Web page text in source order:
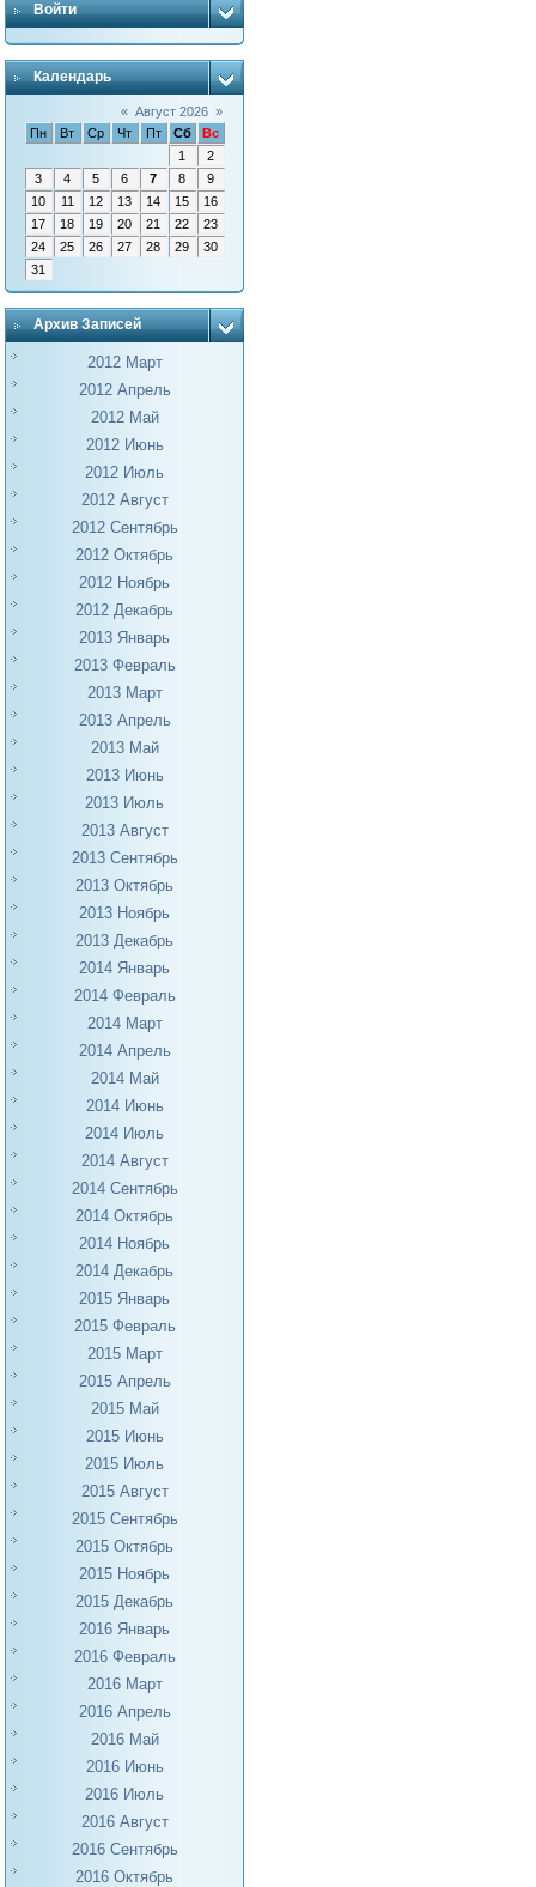
Войти
Календарь
« Август 2026 »
Пн
Вт Ср Чт Пт Сб
Вс
1
2
3
4 5 6 7 8
9
10
11 12 13 14 15
16
17
18 19 20 21 22
23
24
25 26 27 28 29
30
31
Архив Записей
2012 Март
2012 Апрель
2012 Май
2012 Июнь
2012 Июль
2012 Август
2012 Сентябрь
2012 Октябрь
2012 Ноябрь
2012 Декабрь
2013 Январь
2013 Февраль
2013 Март
2013 Апрель
2013 Май
2013 Июнь
2013 Июль
2013 Август
2013 Сентябрь
2013 Октябрь
2013 Ноябрь
2013 Декабрь
2014 Январь
2014 Февраль
2014 Март
2014 Апрель
2014 Май
2014 Июнь
2014 Июль
2014 Август
2014 Сентябрь
2014 Октябрь
2014 Ноябрь
2014 Декабрь
2015 Январь
2015 Февраль
2015 Март
2015 Апрель
2015 Май
2015 Июнь
2015 Июль
2015 Август
2015 Сентябрь
2015 Октябрь
2015 Ноябрь
2015 Декабрь
2016 Январь
2016 Февраль
2016 Март
2016 Апрель
2016 Май
2016 Июнь
2016 Июль
2016 Август
2016 Сентябрь
2016 Октябрь